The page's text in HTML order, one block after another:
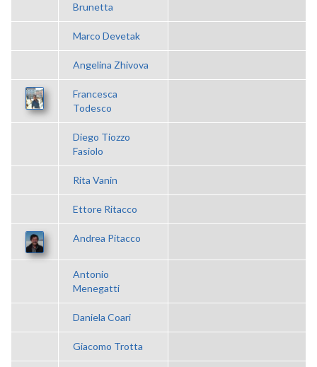
Brunetta
Marco Devetak
Angelina Zhivova
Francesca
Todesco
Diego Tiozzo
Fasiolo
Rita Vanin
Ettore Ritacco
Andrea Pitacco
Antonio
Menegatti
Daniela Coari
Giacomo Trotta